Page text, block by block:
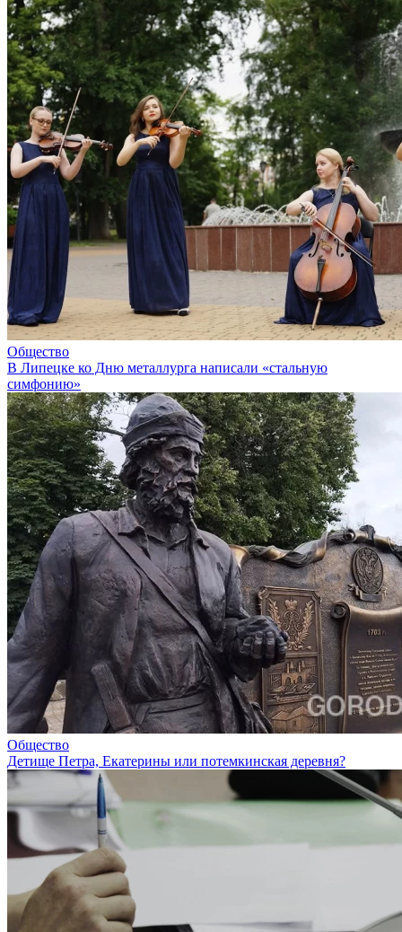
Общество
В Липецке ко Дню металлурга написали «стальную
симфонию»
Общество
Детище Петра, Екатерины или потемкинская деревня?